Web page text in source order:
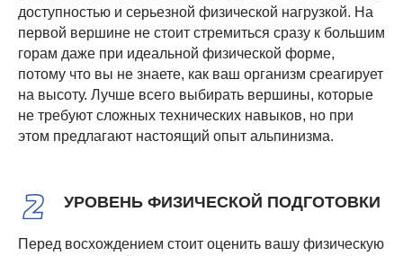
доступностью и серьезной физической нагрузкой. На
первой вершине не стоит стремиться сразу к большим
горам даже при идеальной физической форме,
потому что вы не знаете, как ваш организм среагирует
на высоту. Лучше всего выбирать вершины, которые
не требуют сложных технических навыков, но при
этом предлагают настоящий опыт альпинизма.
УРОВЕНЬ ФИЗИЧЕСКОЙ ПОДГОТОВКИ
Перед восхождением стоит оценить вашу физическую